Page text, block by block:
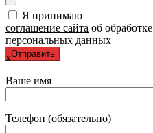
Я принимаю
соглашение сайта об обработке
персональных данных
x
Ваше имя
Телефон (обязательно)